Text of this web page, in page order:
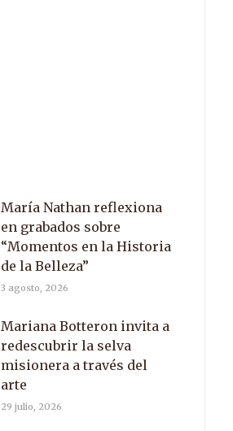
María Nathan reflexiona
en grabados sobre
“Momentos en la Historia
de la Belleza”
3 agosto, 2026
Mariana Botteron invita a
redescubrir la selva
misionera a través del
arte
29 julio, 2026